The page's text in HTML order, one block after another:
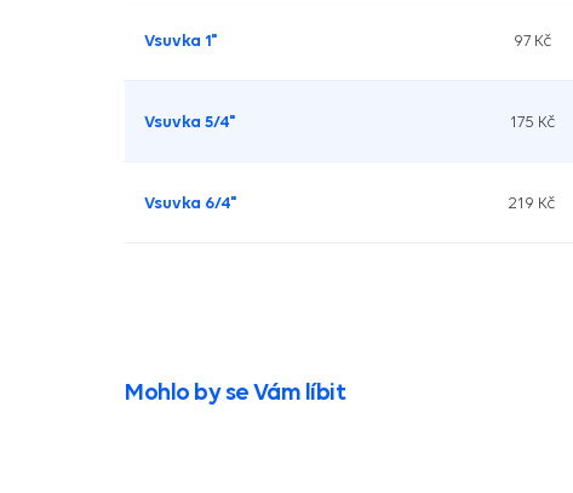
Vsuvka 1" 97 Kč
Vsuvka 5/4" 175 Kč
Vsuvka 6/4" 219 Kč
Mohlo by se Vám líbit